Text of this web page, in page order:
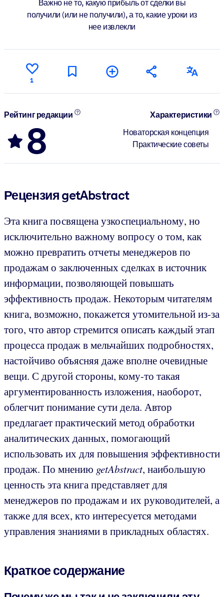
Важно не то, какую прибыль от сделки вы
получили (или не получили), а то, какие уроки из
нее извлекли
1
Рейтинг редакции
8
Характеристики
Новаторская концепция
Практические советы
Рецензия getAbstract
Эта книга посвящена узкоспециальному, но
исключительно важному вопросу о том, как
можно превратить отчеты менеджеров по
продажам о заключенных сделках в источник
информации, позволяющей повышать
эффективность продаж. Некоторым читателям
книга, возможно, покажется утомительной из-за
того, что автор стремится описать каждый этап
процесса продаж в мельчайших подробностях,
настойчиво объясняя даже вполне очевидные
вещи. С другой стороны, кому-то такая
аргументированность изложения, наоборот,
облегчит понимание сути дела. Автор
предлагает практический метод обработки
аналитических данных, помогающий
использовать их для повышения эффективности
продаж. По мнению getAbstract, наибольшую
ценность эта книга представляет для
менеджеров по продажам и их руководителей, а
также для всех, кто интересуется методами
управления знаниями в прикладных областях.
Краткое содержание